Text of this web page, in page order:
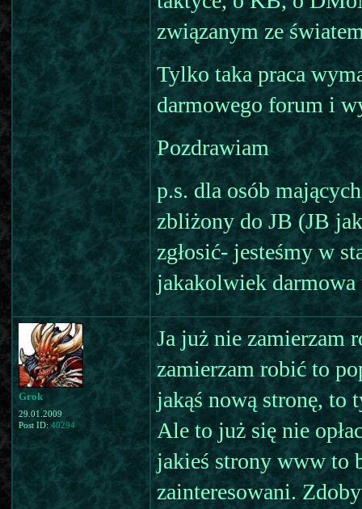
związanym ze
Tylko taka praca
darmowego forum i
Pozdrawiam
p.s. dla osób
zbliżony do JB (JB
zgłosić- jesteśmy w
jakakolwiek darmowa
Grok
29.01.2009
Post ID: 40294
Ja już nie zamierzam
zamierzam robić to
jakąś nową stronę, to
Ale to już się nie
jakieś strony www to
zainteresowani.